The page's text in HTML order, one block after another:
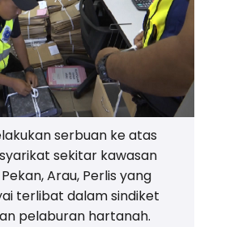
serbuan ke atas
sekitar kawasan
Arau, Perlis yang
terlibat dalam sindiket
pelaburan hartanah.